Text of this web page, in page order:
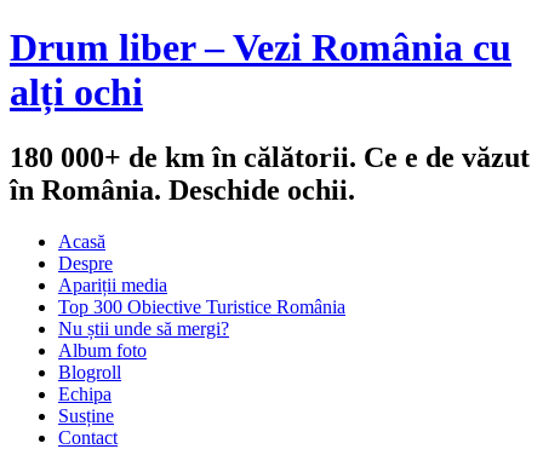
Drum liber – Vezi România cu
alți ochi
180 000+ de km în călătorii. Ce e de văzut
în România. Deschide ochii.
Acasă
Despre
Apariții media
Top 300 Obiective Turistice România
Nu știi unde să mergi?
Album foto
Blogroll
Echipa
Susține
Contact